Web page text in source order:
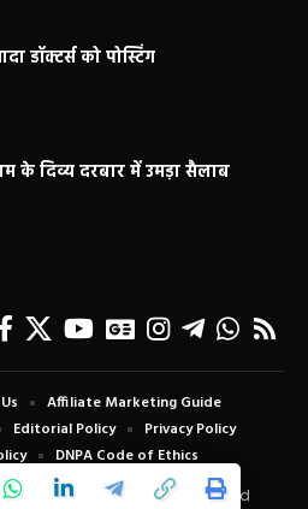
डॉक्टर्स को पोस्टिंग
के दिव्य दरबार में उमड़ा सैलाब
News India. All Rights Reserved
Affiliate Marketing Guide
Editorial Policy
Privacy Policy
DNPA Code of Ethics